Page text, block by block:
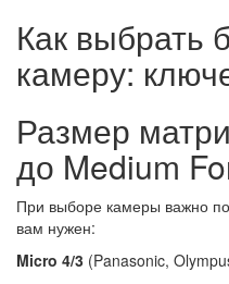
Как выбрать
камеру:
Размер
до Medium
При выборе камеры важно
вам нужен:
Micro 4/3 (Panasonic,